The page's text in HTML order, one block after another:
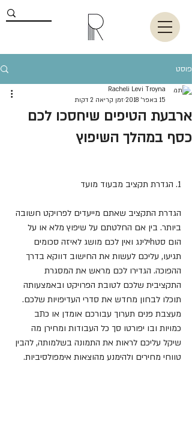
פוסט
ארבעת הטיפים שיחסכו לכם
כסף במהלך השיפוץ
Racheli Levi Troyna
15 באפר׳ 2018
זמן קריאה 2 דקות
1. הגדרת תקציב מבעוד מועד
הגדרת התקציב שאתם מייעדים לפרויקט חשובה
ביותר. בין אם החלטתם על שיפוץ מלא או על
הום סטhילינג ואין לכם מושג לאיזה סכומים
תגיעו, עליכם לעשות את החישוב דווקא בדרך
ההפוכה. הגדירו לכם מראש את המסגרת
התקציבית שלכם לטובת הפרויקט ובאמצעותה
תוכלו לבחון מחדש את סדרי העדיפויות שלכם.
מעצבת פנים תערוך עבורכם אומדן או כתב
כמויות ובו יפורטו סך כל העבודות ומחירן מה
שיקל עליכם לראות את התמונה בשלמותה, להבין
טווחי מחירים ולהימנע מהוצאות אימפולסיביות.